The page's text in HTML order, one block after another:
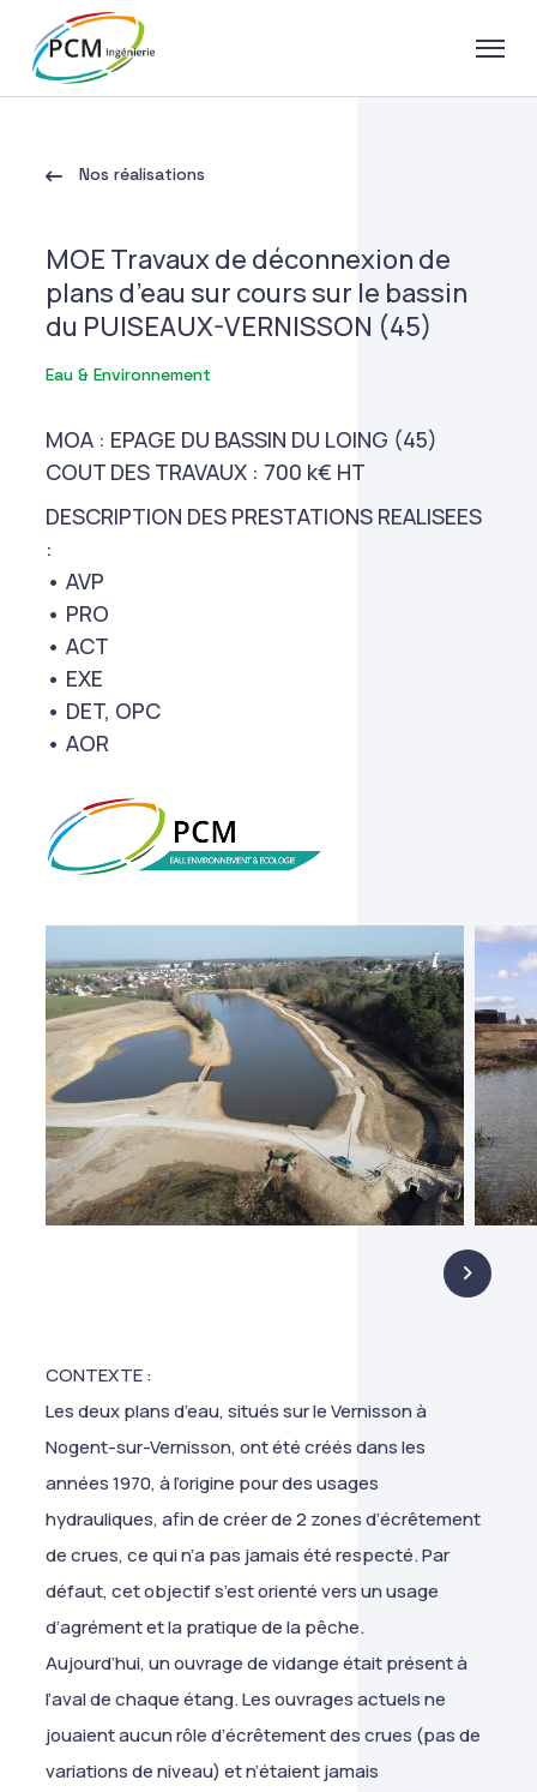
Nos réalisations
MOE Travaux de déconnexion de
plans d’eau sur cours sur le bassin
du PUISEAUX-VERNISSON (45)
Eau & Environnement
MOA : EPAGE DU BASSIN DU LOING (45)
COUT DES TRAVAUX : 700 k€ HT
DESCRIPTION DES PRESTATIONS REALISEES
:
• AVP
• PRO
• ACT
• EXE
• DET, OPC
• AOR
CONTEXTE :
Les deux plans d’eau, situés sur le Vernisson à
Nogent-sur-Vernisson, ont été créés dans les
années 1970, à l’origine pour des usages
hydrauliques, afin de créer de 2 zones d’écrêtement
de crues, ce qui n’a pas jamais été respecté. Par
défaut, cet objectif s’est orienté vers un usage
d’agrément et la pratique de la pêche.
Aujourd’hui, un ouvrage de vidange était présent à
l’aval de chaque étang. Les ouvrages actuels ne
jouaient aucun rôle d’écrêtement des crues (pas de
variations de niveau) et n’étaient jamais